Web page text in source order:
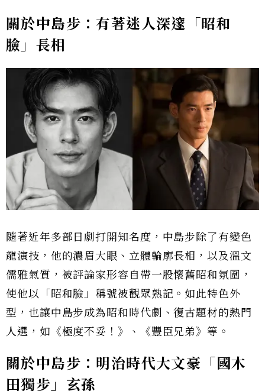
關於中島步：有著迷人深邃「昭和
臉」長相
隨著近年多部日劇打開知名度，中島步除了有變色
龍演技，他的濃眉大眼、立體輪廓長相，以及溫文
儒雅氣質，被評論家形容自帶一股懷舊昭和氛圍，
使他以「昭和臉」稱號被觀眾熟記。如此特色外
型，也讓中島步成為昭和時代劇、復古題材的熱門
人選，如《極度不妥！》、《豐臣兄弟》等。
關於中島步：明治時代大文豪「國木
田獨步」玄孫